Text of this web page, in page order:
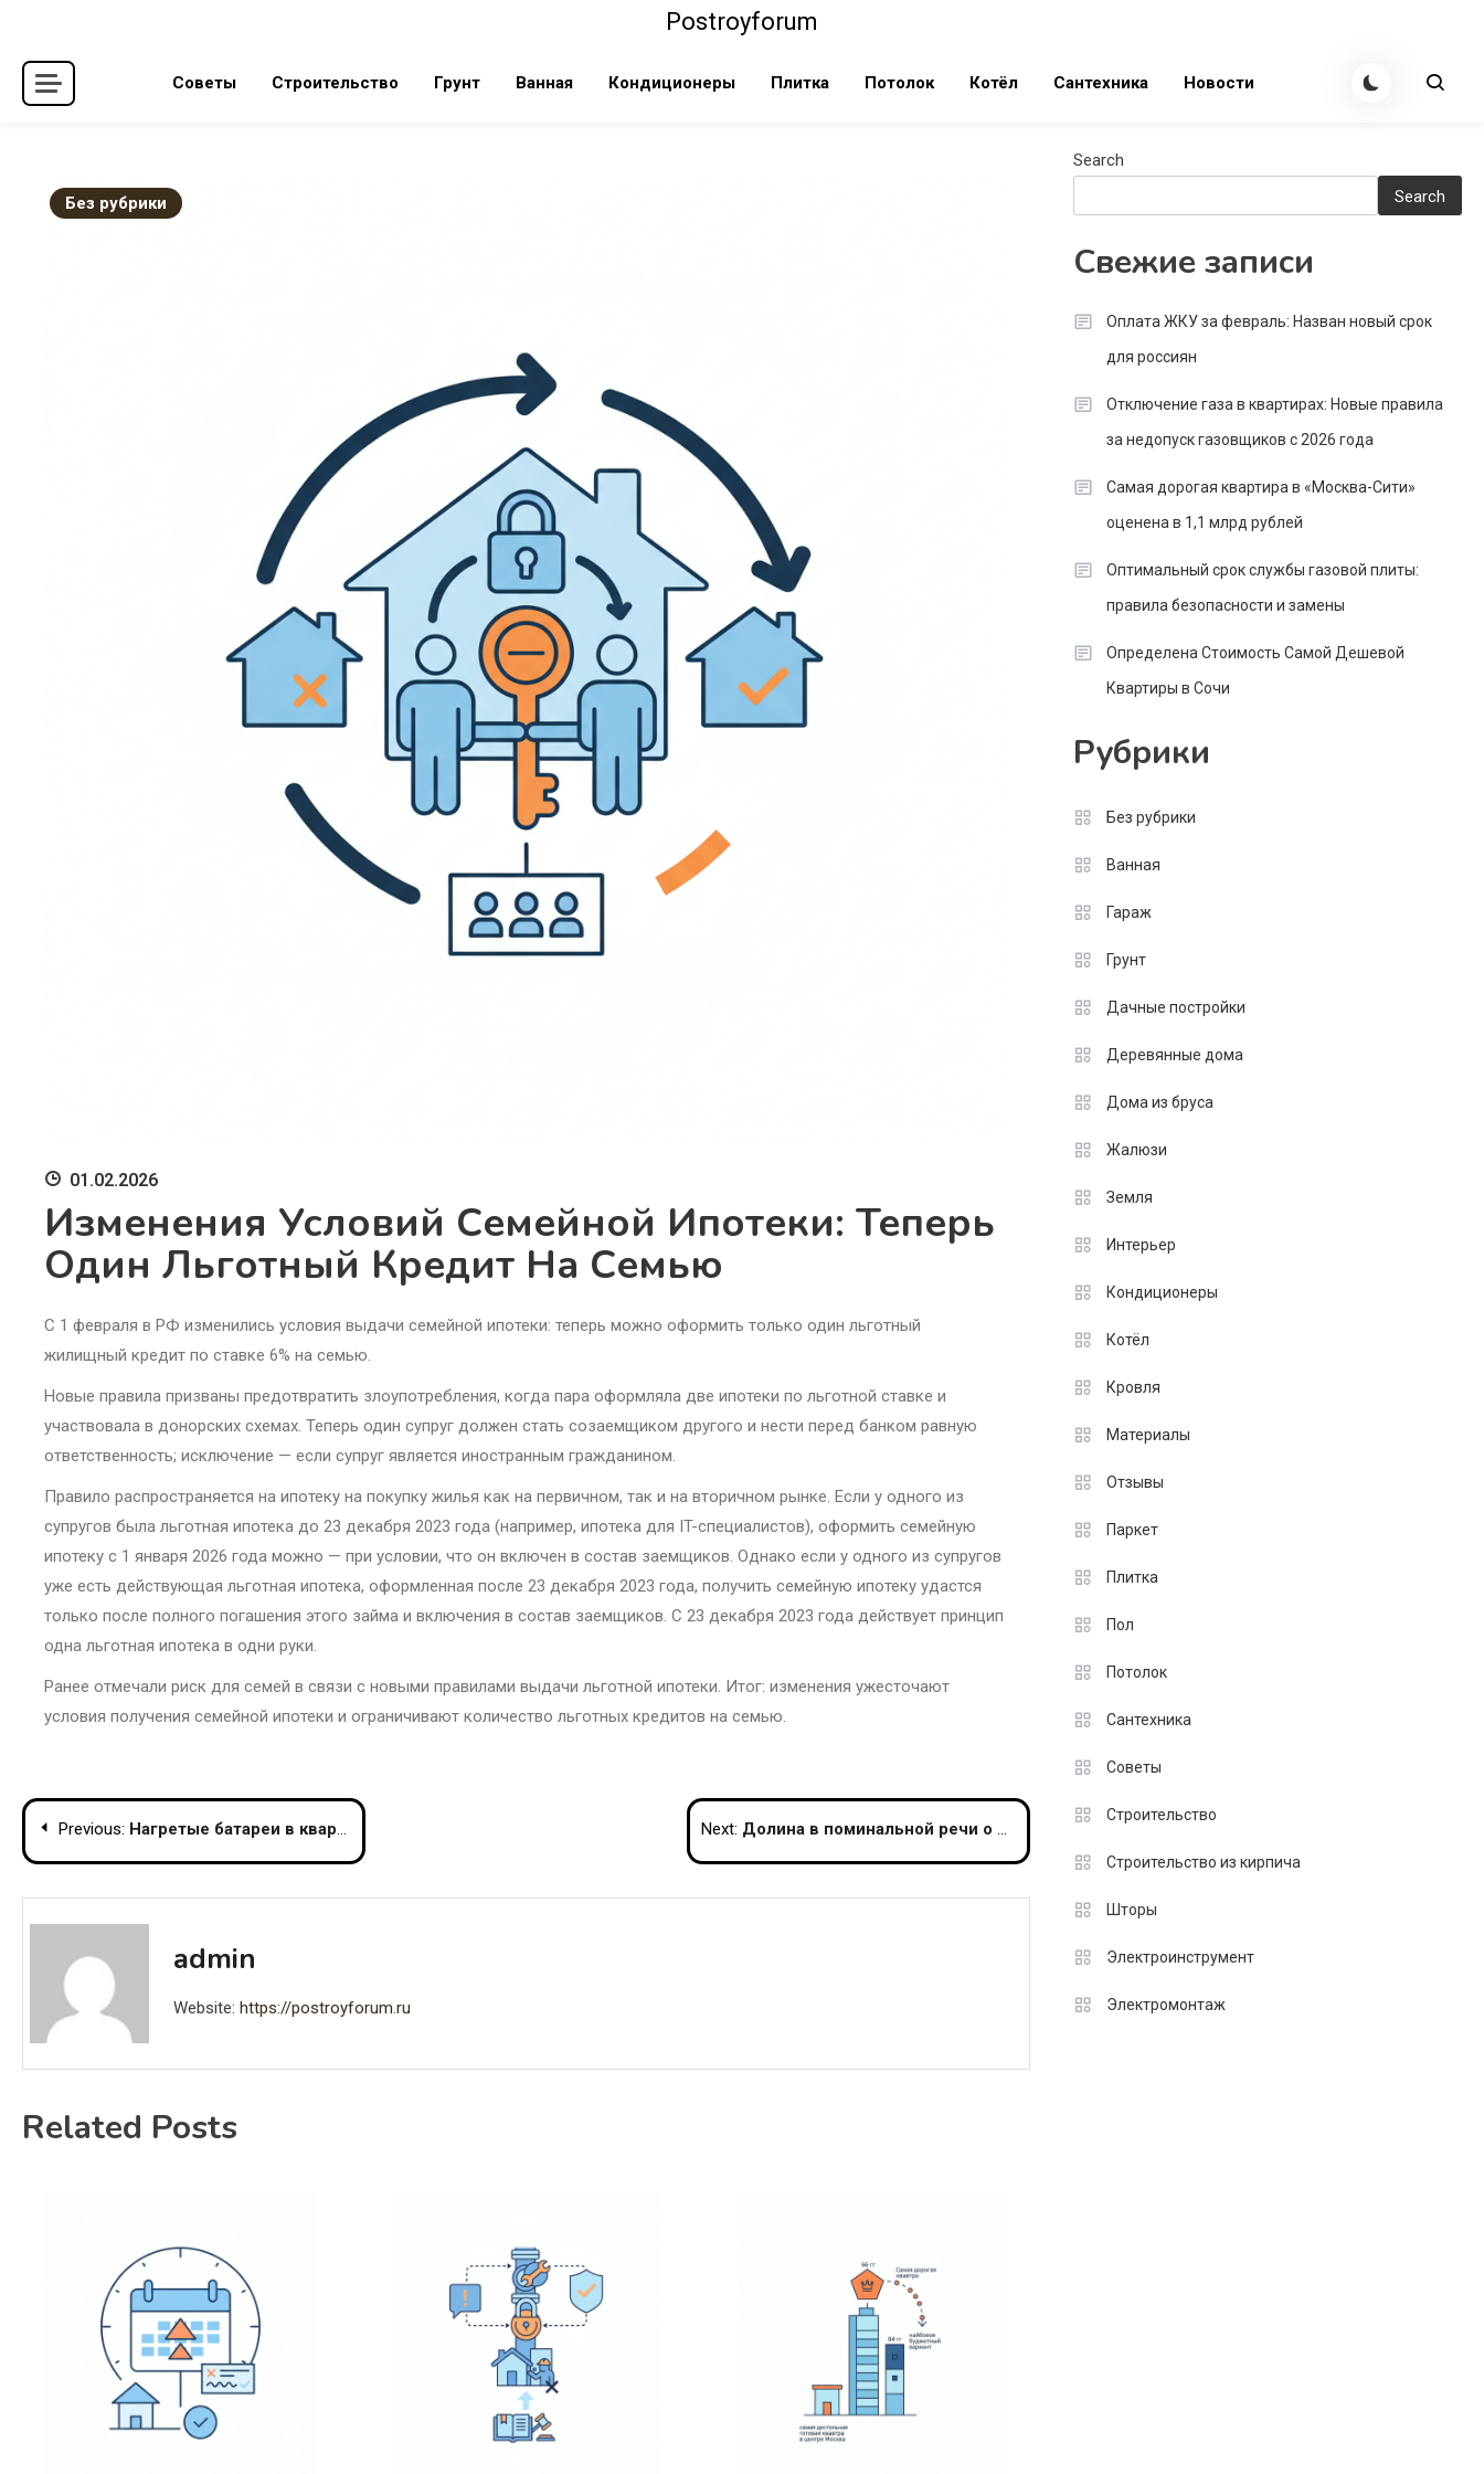
content
Postroyforum
Советы Строительство Грунт Ванная Кондиционеры Плитка Потолок Котёл Сантехника Новости
Без рубрики
01.02.2026
Изменения Условий Семейной Ипотеки: Теперь
Один Льготный Кредит На Семью
С 1 февраля в РФ изменились условия выдачи семейной ипотеки: теперь можно оформить только один льготный
жилищный кредит по ставке 6% на семью.
Новые правила призваны предотвратить злоупотребления, когда пара оформляла две ипотеки по льготной ставке и
участвовала в донорских схемах. Теперь один супруг должен стать созаемщиком другого и нести перед банком равную
ответственность; исключение — если супруг является иностранным гражданином.
Правило распространяется на ипотеку на покупку жилья как на первичном, так и на вторичном рынке. Если у одного из
супругов была льготная ипотека до 23 декабря 2023 года (например, ипотека для IT-специалистов), оформить семейную
ипотеку с 1 января 2026 года можно — при условии, что он включен в состав заемщиков. Однако если у одного из супругов
уже есть действующая льготная ипотека, оформленная после 23 декабря 2023 года, получить семейную ипотеку удастся
только после полного погашения этого займа и включения в состав заемщиков. С 23 декабря 2023 года действует принцип
одна льготная ипотека в одни руки.
Ранее отмечали риск для семей в связи с новыми правилами выдачи льготной ипотеки. Итог: изменения ужесточают
условия получения семейной ипотеки и ограничивают количество льготных кредитов на семью.
Post
navigation
Previous: Нагретые батареи в квартирах Москвы из-за морозов Next: Долина в поминальной речи о Началовой заговорила о своей квартире
admin
Website: https://postroyforum.ru
Related Posts
Search
Search
Свежие записи
Оплата ЖКУ за февраль: Назван новый срок
для россиян
Отключение газа в квартирах: Новые правила
за недопуск газовщиков с 2026 года
Самая дорогая квартира в «Москва-Сити»
оценена в 1,1 млрд рублей
Оптимальный срок службы газовой плиты:
правила безопасности и замены
Определена Стоимость Самой Дешевой
Квартиры в Сочи
Рубрики
Без рубрики
Ванная
Гараж
Грунт
Дачные постройки
Деревянные дома
Дома из бруса
Жалюзи
Земля
Интерьер
Кондиционеры
Котёл
Кровля
Материалы
Отзывы
Паркет
Плитка
Пол
Потолок
Сантехника
Советы
Строительство
Строительство из кирпича
Шторы
Электроинструмент
Электромонтаж